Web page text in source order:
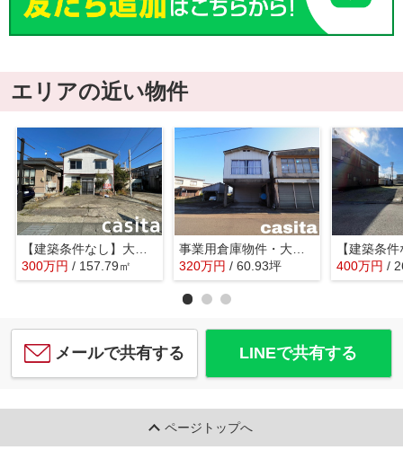
エリアの近い物件
【建築条件なし】大仙市若竹町 幹線道路沿いの区画の整った南道路物件 住宅用地
300万円 / 157.79㎡
事業用倉庫物件・大仙市長野字柳田 １F約30坪・２F約30坪
320万円 / 60.93坪 400万円 /
メールで共有する LINEで共有する
ページトップへ